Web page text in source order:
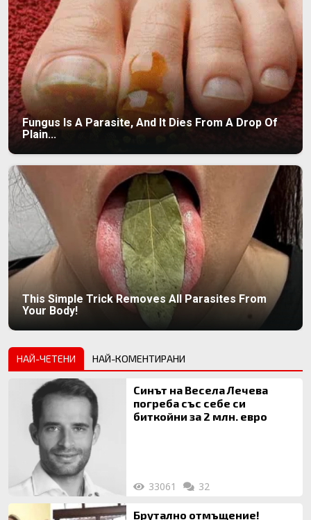
Fungus Is A Parasite, And It Dies From A Drop Of
Plain...
This Simple Trick Removes All Parasites From
Your Body!
НАЙ-ЧЕТЕНИ НАЙ-КОМЕНТИРАНИ
Синът на Весела Лечева
погреба със себе си
биткойни за 2 млн. евро
33061 32
Брутално отмъщение!